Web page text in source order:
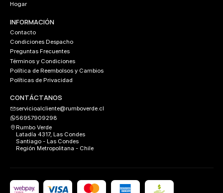
Hogar
INFORMACIÓN
Contacto
Condiciones Despacho
Preguntas Frecuentes
Términos y Condiciones
Política de Reembolsos y Cambios
Políticas de Privacidad
CONTÁCTANOS
servicioalcliente@rumboverde.cl
56957909298
Rumbo Verde
Latadía 4317, Las Condes
Santiago - Las Condes
Región Metropolitana - Chile